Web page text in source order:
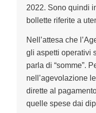
2022. Sono quindi
bollette riferite a
Nell’attesa che
gli aspetti operativi
parla di “somme”.
nell’agevolazione
dirette al
quelle spese dai